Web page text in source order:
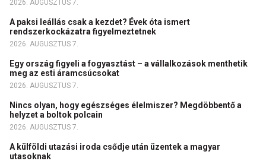
2026. AUGUSZTUS 7.
A paksi leállás csak a kezdet? Évek óta ismert
rendszerkockázatra figyelmeztetnek
2026. AUGUSZTUS 7.
Egy ország figyeli a fogyasztást – a vállalkozások menthetik
meg az esti áramcsúcsokat
2026. AUGUSZTUS 7.
Nincs olyan, hogy egészséges élelmiszer? Megdöbbentő a
helyzet a boltok polcain
2026. AUGUSZTUS 7.
A külföldi utazási iroda csődje után üzentek a magyar
utasoknak